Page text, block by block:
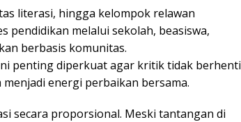
literasi, hingga kelompok relawan
pendidikan melalui sekolah, beasiswa,
berbasis komunitas.
penting diperkuat agar kritik tidak berhenti
energi perbaikan bersama.
secara proporsional. Meski tantangan di